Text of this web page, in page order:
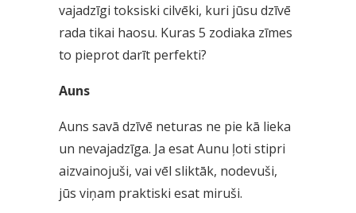
vajadzīgi toksiski cilvēki, kuri jūsu dzīvē
rada tikai haosu. Kuras 5 zodiaka zīmes
to pieprot darīt perfekti?
Auns
Auns savā dzīvē neturas ne pie kā lieka
un nevajadzīga. Ja esat Aunu ļoti stipri
aizvainojuši, vai vēl sliktāk, nodevuši,
jūs viņam praktiski esat miruši.